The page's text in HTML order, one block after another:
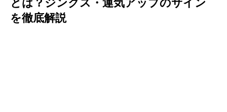
とは？ジンクス・運気アップのサイン
を徹底解説